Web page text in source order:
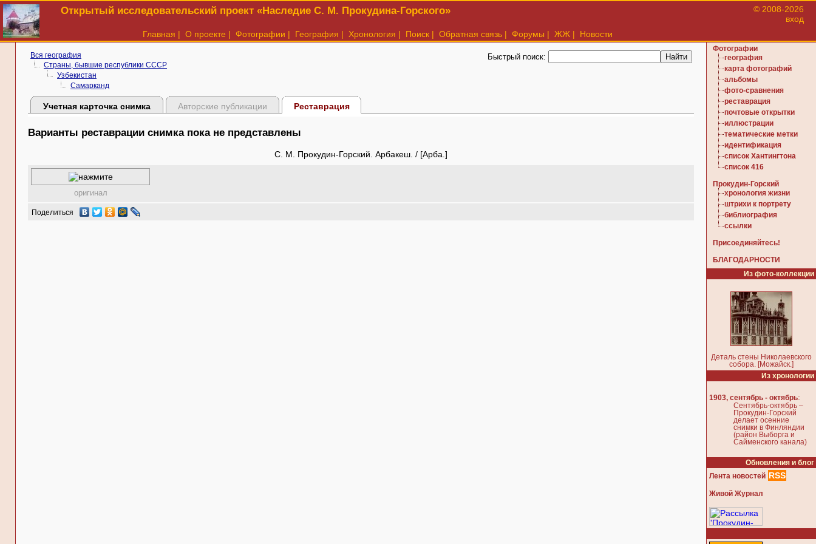
Открытый исследовательский проект «Наследие С. М. Прокудина-Горского»
© 2008-2026
вход
Главная | О проекте | Фотографии | География | Хронология | Поиск | Обратная связь | Форумы | ЖЖ | Новости
Вся география
Страны, бывшие республики СССР
Узбекистан
Самарканд
Быстрый поиск:
Учетная карточка снимка Авторские публикации Реставрация
Варианты реставрации снимка пока не представлены
С. М. Прокудин-Горский. Арбакеш. / [Арба.]
оригинал
Поделиться
Фотографии
география
карта фотографий
альбомы
фото-сравнения
реставрация
почтовые открытки
иллюстрации
тематические метки
идентификация
список Хантингтона
список 416
Прокудин-Горский
хронология жизни
штрихи к портрету
библиография
ссылки
Присоединяйтесь!
БЛАГОДАРНОСТИ
Из фото-коллекции
Деталь стены Николаевского
собора. [Можайск.]
Из хронологии
1903, сентябрь - октябрь:
Сентябрь-октябрь –
Прокудин-Горский
делает осенние
снимки в Финляндии
(район Выборга и
Сайменского канала)
Обновления и блог
Лента новостей RSS
Живой Журнал